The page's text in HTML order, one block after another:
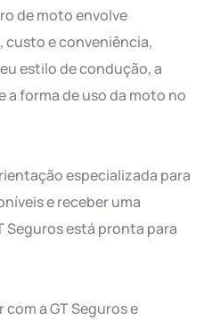
de moto envolve
e conveniência,
estilo de condução, a
a forma de uso da moto no
especializada para
e receber uma
Seguros está pronta para
a GT Seguros e